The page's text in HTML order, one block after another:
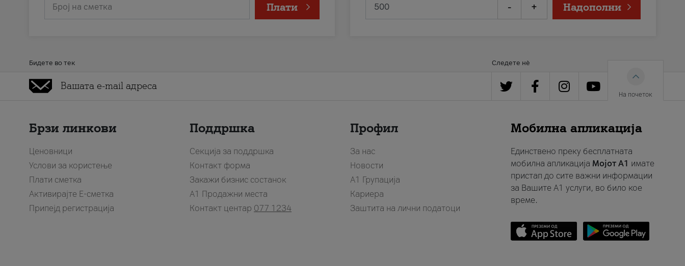
Број на сметка Плати - + Надополни
Бидете во тек Следете нè
На почеток
Брзи линкови
Ценовници
Услови за користење
Плати сметка
Активирајте Е-сметка
Припејд регистрација
Поддршка
Секција за поддршка
Контакт форма
Закажи бизнис состанок
A1 Продажни места
Контакт центар 077 1234
Профил
За нас
Новости
А1 Групација
Кариера
Заштита на лични податоци
Мобилна апликација
Единствено преку бесплатната
мобилна апликација Мојот A1 имате
пристап до сите важни информации
за Вашите A1 услуги, во било кое
време.